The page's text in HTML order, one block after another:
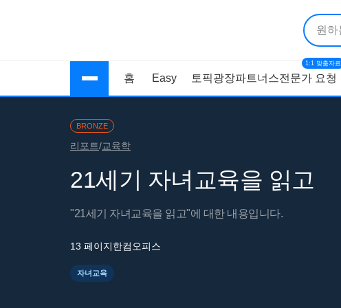
홈 Easy 토픽광장파트너스전문가 요청
1:1 맞춤자료
BRONZE
리포트/교육학
21세기 자녀교육을 읽고
"21세기 자녀교육을 읽고"에 대한 내용입니다.
13 페이지한컴오피스
자녀교육